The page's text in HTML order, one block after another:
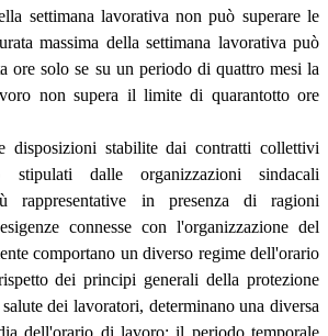
settimana lavorativa non può superare le
massima della settimana lavorativa può
ore solo se su un periodo di quattro mesi la
non supera il limite di quarantotto ore
disposizioni stabilite dai contratti collettivi
dalle organizzazioni sindacali
rappresentative in presenza di ragioni
connesse con l'organizzazione del
comportano un diverso regime dell'orario
dei principi generali della protezione
dei lavoratori, determinano una diversa
dell'orario di lavoro; il periodo temporale